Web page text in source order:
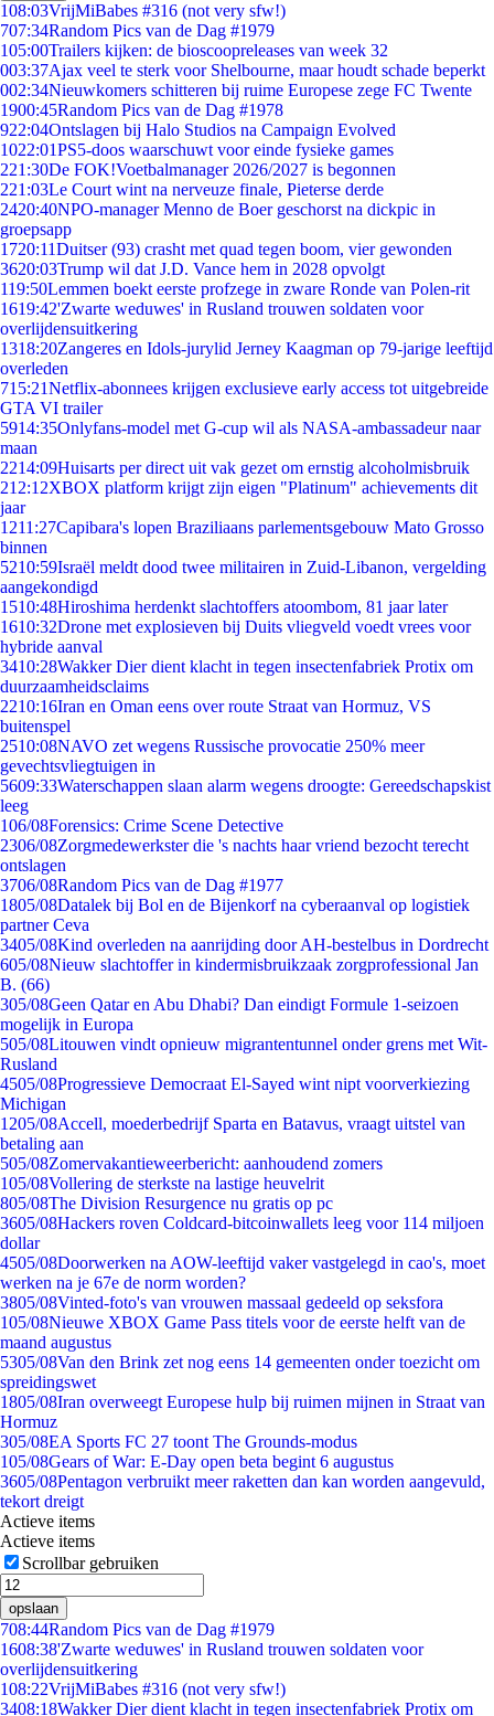
108:03VrijMiBabes #316 (not very sfw!)
707:34Random Pics van de Dag #1979
105:00Trailers kijken: de bioscoopreleases van week 32
003:37Ajax veel te sterk voor Shelbourne, maar houdt schade beperkt
002:34Nieuwkomers schitteren bij ruime Europese zege FC Twente
1900:45Random Pics van de Dag #1978
922:04Ontslagen bij Halo Studios na Campaign Evolved
1022:01PS5-doos waarschuwt voor einde fysieke games
221:30De FOK!Voetbalmanager 2026/2027 is begonnen
221:03Le Court wint na nerveuze finale, Pieterse derde
2420:40NPO-manager Menno de Boer geschorst na dickpic in
groepsapp
1720:11Duitser (93) crasht met quad tegen boom, vier gewonden
3620:03Trump wil dat J.D. Vance hem in 2028 opvolgt
119:50Lemmen boekt eerste profzege in zware Ronde van Polen-rit
1619:42'Zwarte weduwes' in Rusland trouwen soldaten voor
overlijdensuitkering
1318:20Zangeres en Idols-jurylid Jerney Kaagman op 79-jarige leeftijd
overleden
715:21Netflix-abonnees krijgen exclusieve early access tot uitgebreide
GTA VI trailer
5914:35Onlyfans-model met G-cup wil als NASA-ambassadeur naar
maan
2214:09Huisarts per direct uit vak gezet om ernstig alcoholmisbruik
212:12XBOX platform krijgt zijn eigen "Platinum" achievements dit
jaar
1211:27Capibara's lopen Braziliaans parlementsgebouw Mato Grosso
binnen
5210:59Israël meldt dood twee militairen in Zuid-Libanon, vergelding
aangekondigd
1510:48Hiroshima herdenkt slachtoffers atoombom, 81 jaar later
1610:32Drone met explosieven bij Duits vliegveld voedt vrees voor
hybride aanval
3410:28Wakker Dier dient klacht in tegen insectenfabriek Protix om
duurzaamheidsclaims
2210:16Iran en Oman eens over route Straat van Hormuz, VS
buitenspel
2510:08NAVO zet wegens Russische provocatie 250% meer
gevechtsvliegtuigen in
5609:33Waterschappen slaan alarm wegens droogte: Gereedschapskist
leeg
106/08Forensics: Crime Scene Detective
2306/08Zorgmedewerkster die 's nachts haar vriend bezocht terecht
ontslagen
3706/08Random Pics van de Dag #1977
1805/08Datalek bij Bol en de Bijenkorf na cyberaanval op logistiek
partner Ceva
3405/08Kind overleden na aanrijding door AH-bestelbus in Dordrecht
605/08Nieuw slachtoffer in kindermisbruikzaak zorgprofessional Jan
B. (66)
305/08Geen Qatar en Abu Dhabi? Dan eindigt Formule 1-seizoen
mogelijk in Europa
505/08Litouwen vindt opnieuw migrantentunnel onder grens met Wit-
Rusland
4505/08Progressieve Democraat El-Sayed wint nipt voorverkiezing
Michigan
1205/08Accell, moederbedrijf Sparta en Batavus, vraagt uitstel van
betaling aan
505/08Zomervakantieweerbericht: aanhoudend zomers
105/08Vollering de sterkste na lastige heuvelrit
805/08The Division Resurgence nu gratis op pc
3605/08Hackers roven Coldcard-bitcoinwallets leeg voor 114 miljoen
dollar
4505/08Doorwerken na AOW-leeftijd vaker vastgelegd in cao's, moet
werken na je 67e de norm worden?
3805/08Vinted-foto's van vrouwen massaal gedeeld op seksfora
105/08Nieuwe XBOX Game Pass titels voor de eerste helft van de
maand augustus
5305/08Van den Brink zet nog eens 14 gemeenten onder toezicht om
spreidingswet
1805/08Iran overweegt Europese hulp bij ruimen mijnen in Straat van
Hormuz
305/08EA Sports FC 27 toont The Grounds-modus
105/08Gears of War: E-Day open beta begint 6 augustus
3605/08Pentagon verbruikt meer raketten dan kan worden aangevuld,
tekort dreigt
Actieve items
Actieve items
Scrollbar gebruiken
opslaan
708:44Random Pics van de Dag #1979
1608:38'Zwarte weduwes' in Rusland trouwen soldaten voor
overlijdensuitkering
108:22VrijMiBabes #316 (not very sfw!)
3408:18Wakker Dier dient klacht in tegen insectenfabriek Protix om